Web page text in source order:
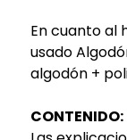
En cuanto al
usado
algodón +
CONTENIDO: